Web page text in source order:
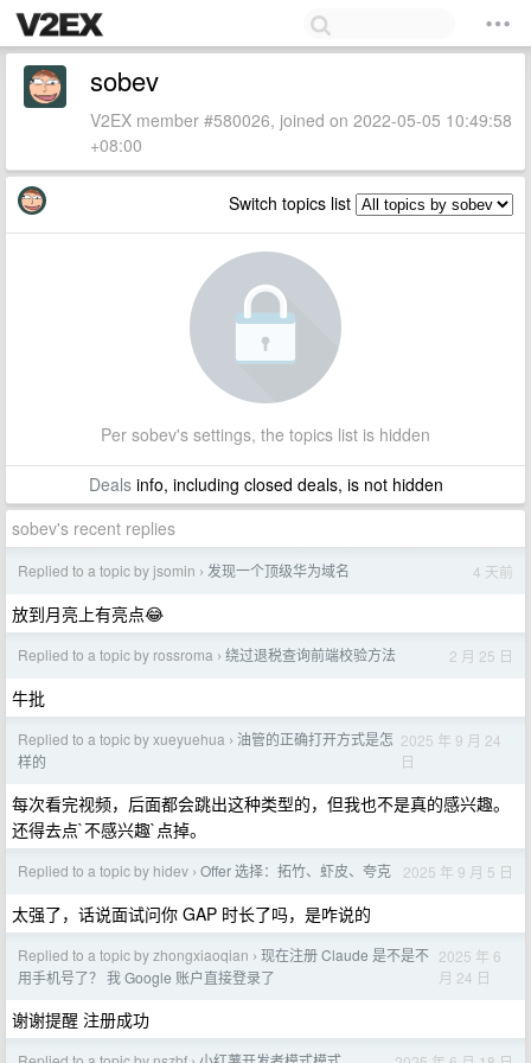
sobev
V2EX member #580026, joined on 2022-05-05 10:49:58
+08:00
Switch topics list
Per sobev's settings, the topics list is hidden
Dealsinfo, including closed deals, is not hidden
sobev's recent replies
Replied to a topic by jsomin › 发现一个顶级华为域名 4 天前
放到月亮上有亮点😂
Replied to a topic by rossroma › 绕过退税查询前端校验方法 2 月 25 日
牛批
Replied to a topic by xueyuehua › 油管的正确打开方式是怎
样的
2025 年 9 月 24
日
每次看完视频，后面都会跳出这种类型的，但我也不是真的感兴趣。
还得去点`不感兴趣`点掉。
Replied to a topic by hidev › Offer 选择：拓竹、虾皮、夸克 2025 年 9 月 5 日
太强了，话说面试问你 GAP 时长了吗，是咋说的
Replied to a topic by zhongxiaoqian › 现在注册 Claude 是不是不
用手机号了？ 我 Google 账户直接登录了
2025 年 6
月 24 日
谢谢提醒 注册成功